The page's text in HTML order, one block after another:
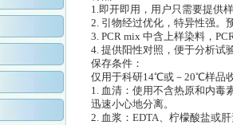
1.即开即用，用户只需要提供
2. 引物经过优化，特异性强。
3. PCR mix 中含上样染料，
4. 提供阳性对照，便于分析试
保存条件：
仅用于科研14℃或－20℃样品
1. 血清：使用不含热原和内毒
迅速小心地分离。
2. 血浆：EDTA、柠檬酸盐或